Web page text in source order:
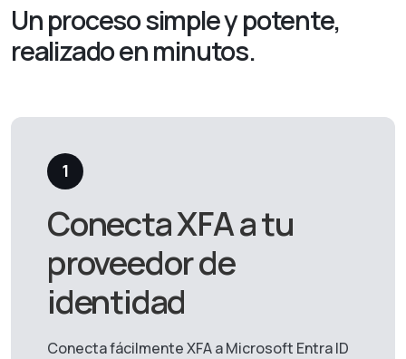
Un proceso simple y potente,
realizado en minutos.
1
Conecta XFA a tu
proveedor de
identidad
Conecta fácilmente XFA a Microsoft Entra ID